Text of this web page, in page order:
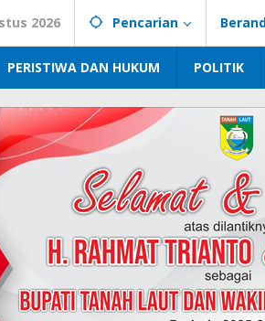
2026 Pencarian
PERISTIWA DAN HUKUM POLITIK